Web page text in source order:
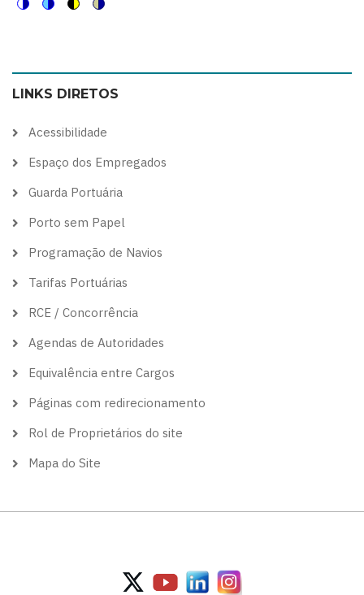
color
theme
blue
theme
high
visibility
soft
theme
LINKS DIRETOS
Acessibilidade
Espaço dos Empregados
Guarda Portuária
Porto sem Papel
Programação de Navios
Tarifas Portuárias
RCE / Concorrência
Agendas de Autoridades
Equivalência entre Cargos
Páginas com redirecionamento
Rol de Proprietários do site
Mapa do Site